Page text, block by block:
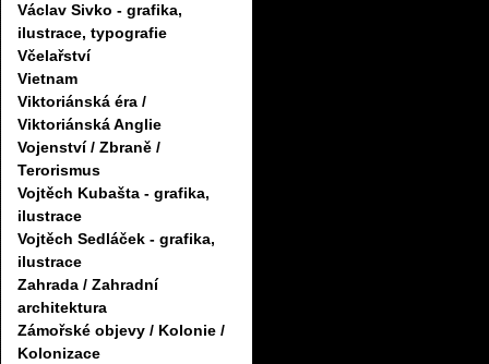
Václav Sivko - grafika,
ilustrace, typografie
Včelařství
Vietnam
Viktoriánská éra /
Viktoriánská Anglie
Vojenství / Zbraně /
Terorismus
Vojtěch Kubašta - grafika,
ilustrace
Vojtěch Sedláček - grafika,
ilustrace
Zahrada / Zahradní
architektura
Zámořské objevy / Kolonie /
Kolonizace